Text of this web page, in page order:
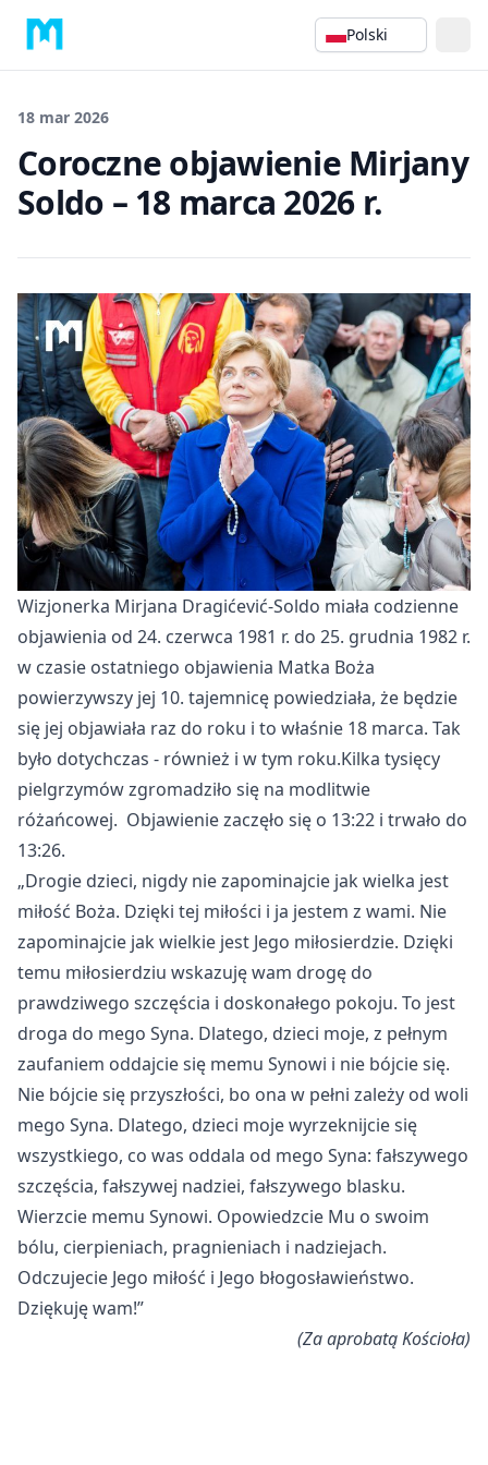
Polski
18 mar 2026
Coroczne objawienie Mirjany
Soldo – 18 marca 2026 r.
Wizjonerka Mirjana Dragićević-Soldo miała codzienne
objawienia od 24. czerwca 1981 r. do 25. grudnia 1982 r.
w czasie ostatniego objawienia Matka Boża
powierzywszy jej 10. tajemnicę powiedziała, że będzie
się jej objawiała raz do roku i to właśnie 18 marca. Tak
było dotychczas - również i w tym roku.Kilka tysięcy
pielgrzymów zgromadziło się na modlitwie
różańcowej. Objawienie zaczęło się o 13:22 i trwało do
13:26.
„Drogie dzieci, nigdy nie zapominajcie jak wielka jest
miłość Boża. Dzięki tej miłości i ja jestem z wami. Nie
zapominajcie jak wielkie jest Jego miłosierdzie. Dzięki
temu miłosierdziu wskazuję wam drogę do
prawdziwego szczęścia i doskonałego pokoju. To jest
droga do mego Syna. Dlatego, dzieci moje, z pełnym
zaufaniem oddajcie się memu Synowi i nie bójcie się.
Nie bójcie się przyszłości, bo ona w pełni zależy od woli
mego Syna. Dlatego, dzieci moje wyrzeknijcie się
wszystkiego, co was oddala od mego Syna: fałszywego
szczęścia, fałszywej nadziei, fałszywego blasku.
Wierzcie memu Synowi. Opowiedzcie Mu o swoim
bólu, cierpieniach, pragnieniach i nadziejach.
Odczujecie Jego miłość i Jego błogosławieństwo.
Dziękuję wam!”
(Za aprobatą Kościoła)